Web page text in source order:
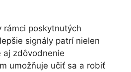
rámci poskytnutých
signály patrí nielen
aj zdôvodnenie
umožňuje učiť sa a robiť